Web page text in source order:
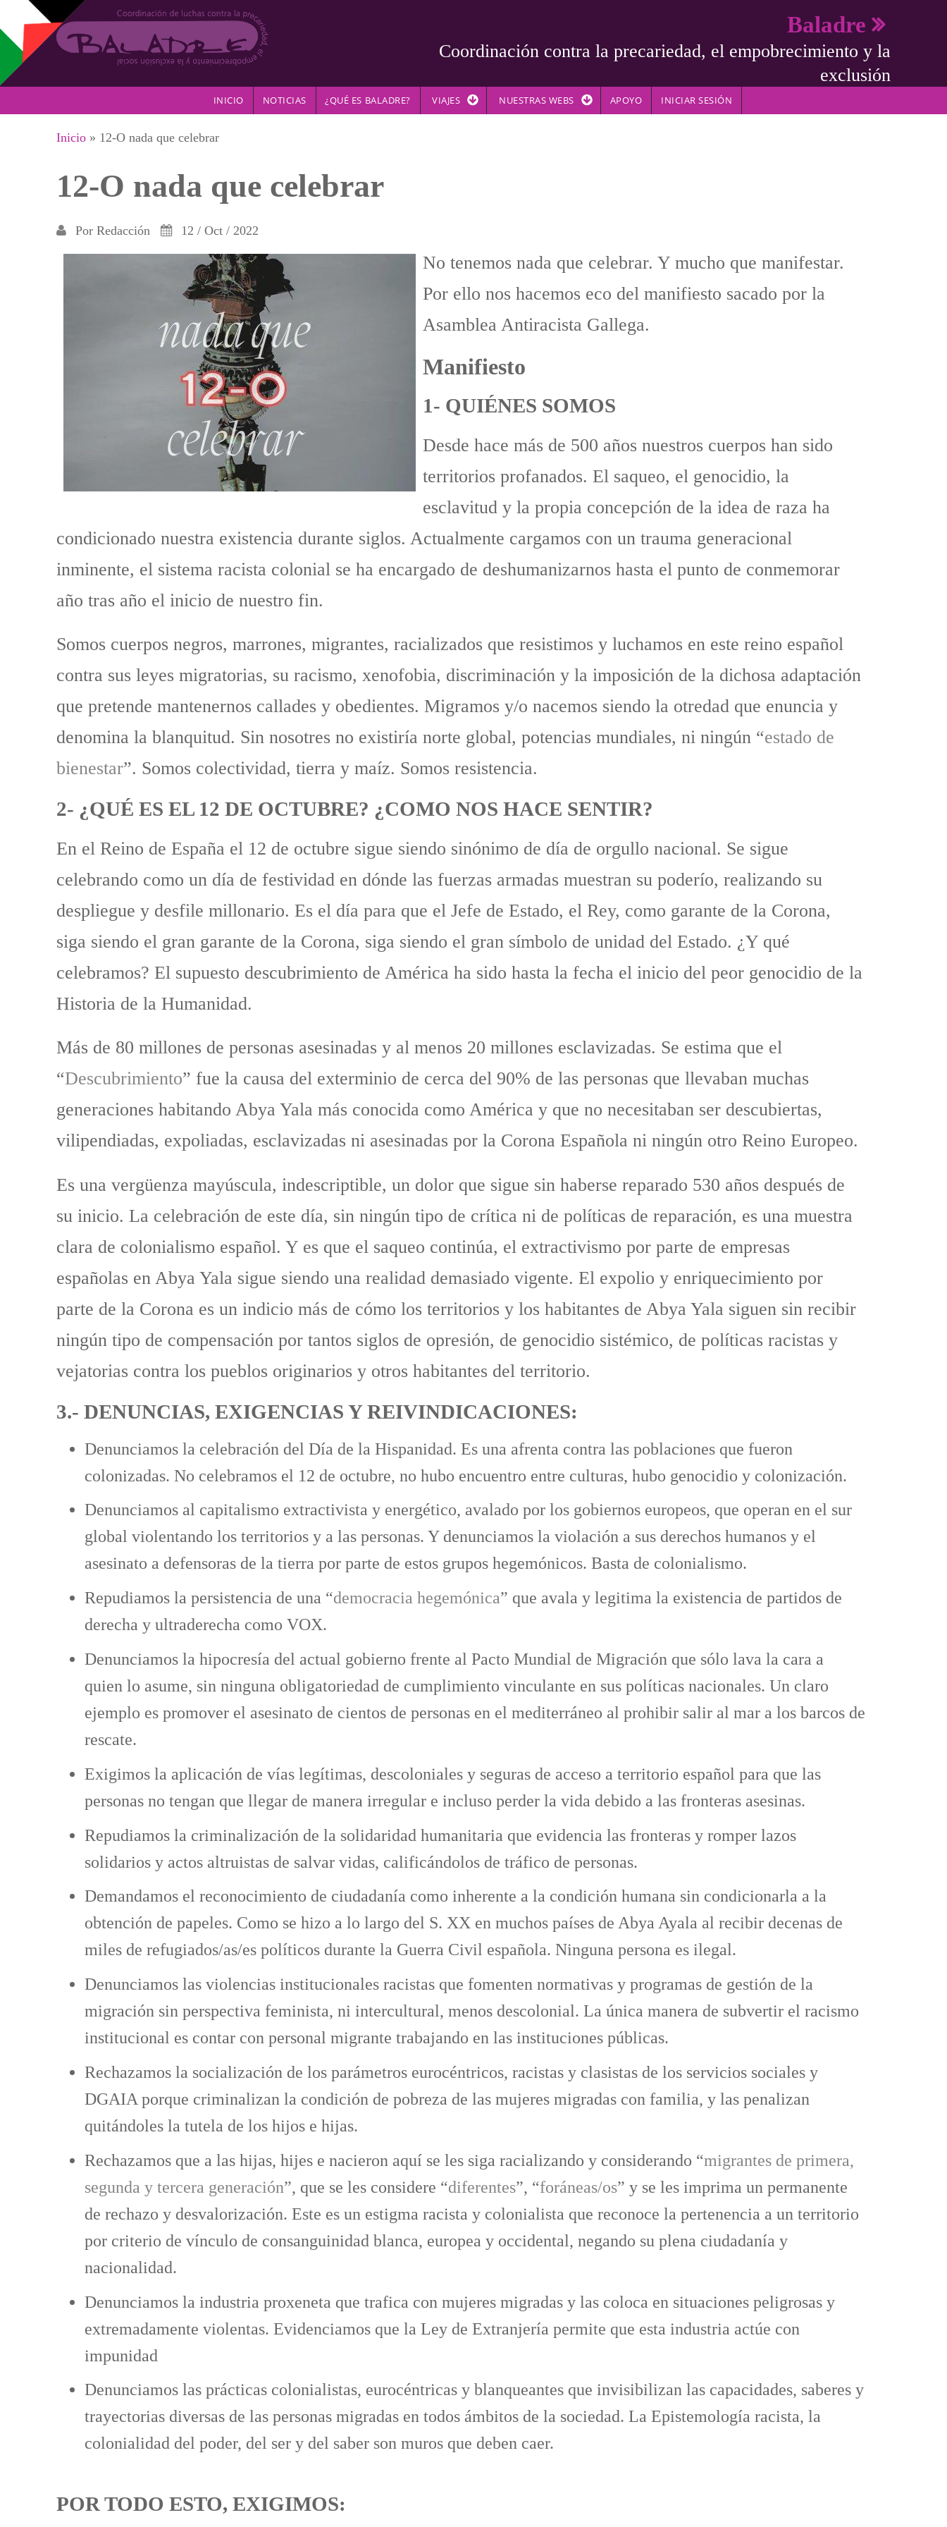
Pasar al contenido principal
Baladre
Coordinación contra la precariedad, el empobrecimiento y la
exclusión
INICIO NOTICIAS ¿QUÉ ES BALADRE? VIAJES NUESTRAS WEBS APOYO INICIAR SESIÓN
Se encuentra usted aquí
Inicio » 12-O nada que celebrar
12-O nada que celebrar
Por Redacción 12 / Oct / 2022
No tenemos nada que celebrar. Y mucho que manifestar.
Por ello nos hacemos eco del manifiesto sacado por la
Asamblea Antiracista Gallega.
Manifiesto
1- QUIÉNES SOMOS
Desde hace más de 500 años nuestros cuerpos han sido
territorios profanados. El saqueo, el genocidio, la
esclavitud y la propia concepción de la idea de raza ha
condicionado nuestra existencia durante siglos. Actualmente cargamos con un trauma generacional
inminente, el sistema racista colonial se ha encargado de deshumanizarnos hasta el punto de conmemorar
año tras año el inicio de nuestro fin.
Somos cuerpos negros, marrones, migrantes, racializados que resistimos y luchamos en este reino español
contra sus leyes migratorias, su racismo, xenofobia, discriminación y la imposición de la dichosa adaptación
que pretende mantenernos callades y obedientes. Migramos y/o nacemos siendo la otredad que enuncia y
denomina la blanquitud. Sin nosotres no existiría norte global, potencias mundiales, ni ningún “estado de
bienestar”. Somos colectividad, tierra y maíz. Somos resistencia.
2- ¿QUÉ ES EL 12 DE OCTUBRE? ¿COMO NOS HACE SENTIR?
En el Reino de España el 12 de octubre sigue siendo sinónimo de día de orgullo nacional. Se sigue
celebrando como un día de festividad en dónde las fuerzas armadas muestran su poderío, realizando su
despliegue y desfile millonario. Es el día para que el Jefe de Estado, el Rey, como garante de la Corona,
siga siendo el gran garante de la Corona, siga siendo el gran símbolo de unidad del Estado. ¿Y qué
celebramos? El supuesto descubrimiento de América ha sido hasta la fecha el inicio del peor genocidio de la
Historia de la Humanidad.
Más de 80 millones de personas asesinadas y al menos 20 millones esclavizadas. Se estima que el
“Descubrimiento” fue la causa del exterminio de cerca del 90% de las personas que llevaban muchas
generaciones habitando Abya Yala más conocida como América y que no necesitaban ser descubiertas,
vilipendiadas, expoliadas, esclavizadas ni asesinadas por la Corona Española ni ningún otro Reino Europeo.
Es una vergüenza mayúscula, indescriptible, un dolor que sigue sin haberse reparado 530 años después de
su inicio. La celebración de este día, sin ningún tipo de crítica ni de políticas de reparación, es una muestra
clara de colonialismo español. Y es que el saqueo continúa, el extractivismo por parte de empresas
españolas en Abya Yala sigue siendo una realidad demasiado vigente. El expolio y enriquecimiento por
parte de la Corona es un indicio más de cómo los territorios y los habitantes de Abya Yala siguen sin recibir
ningún tipo de compensación por tantos siglos de opresión, de genocidio sistémico, de políticas racistas y
vejatorias contra los pueblos originarios y otros habitantes del territorio.
3.- DENUNCIAS, EXIGENCIAS Y REIVINDICACIONES:
Denunciamos la celebración del Día de la Hispanidad. Es una afrenta contra las poblaciones que fueron
colonizadas. No celebramos el 12 de octubre, no hubo encuentro entre culturas, hubo genocidio y colonización.
Denunciamos al capitalismo extractivista y energético, avalado por los gobiernos europeos, que operan en el sur
global violentando los territorios y a las personas. Y denunciamos la violación a sus derechos humanos y el
asesinato a defensoras de la tierra por parte de estos grupos hegemónicos. Basta de colonialismo.
Repudiamos la persistencia de una “democracia hegemónica” que avala y legitima la existencia de partidos de
derecha y ultraderecha como VOX.
Denunciamos la hipocresía del actual gobierno frente al Pacto Mundial de Migración que sólo lava la cara a
quien lo asume, sin ninguna obligatoriedad de cumplimiento vinculante en sus políticas nacionales. Un claro
ejemplo es promover el asesinato de cientos de personas en el mediterráneo al prohibir salir al mar a los barcos de
rescate.
Exigimos la aplicación de vías legítimas, descoloniales y seguras de acceso a territorio español para que las
personas no tengan que llegar de manera irregular e incluso perder la vida debido a las fronteras asesinas.
Repudiamos la criminalización de la solidaridad humanitaria que evidencia las fronteras y romper lazos
solidarios y actos altruistas de salvar vidas, calificándolos de tráfico de personas.
Demandamos el reconocimiento de ciudadanía como inherente a la condición humana sin condicionarla a la
obtención de papeles. Como se hizo a lo largo del S. XX en muchos países de Abya Ayala al recibir decenas de
miles de refugiados/as/es políticos durante la Guerra Civil española. Ninguna persona es ilegal.
Denunciamos las violencias institucionales racistas que fomenten normativas y programas de gestión de la
migración sin perspectiva feminista, ni intercultural, menos descolonial. La única manera de subvertir el racismo
institucional es contar con personal migrante trabajando en las instituciones públicas.
Rechazamos la socialización de los parámetros eurocéntricos, racistas y clasistas de los servicios sociales y
DGAIA porque criminalizan la condición de pobreza de las mujeres migradas con familia, y las penalizan
quitándoles la tutela de los hijos e hijas.
Rechazamos que a las hijas, hijes e nacieron aquí se les siga racializando y considerando “migrantes de primera,
segunda y tercera generación”, que se les considere “diferentes”, “foráneas/os” y se les imprima un permanente
de rechazo y desvalorización. Este es un estigma racista y colonialista que reconoce la pertenencia a un territorio
por criterio de vínculo de consanguinidad blanca, europea y occidental, negando su plena ciudadanía y
nacionalidad.
Denunciamos la industria proxeneta que trafica con mujeres migradas y las coloca en situaciones peligrosas y
extremadamente violentas. Evidenciamos que la Ley de Extranjería permite que esta industria actúe con
impunidad
Denunciamos las prácticas colonialistas, eurocéntricas y blanqueantes que invisibilizan las capacidades, saberes y
trayectorias diversas de las personas migradas en todos ámbitos de la sociedad. La Epistemología racista, la
colonialidad del poder, del ser y del saber son muros que deben caer.
POR TODO ESTO, EXIGIMOS: